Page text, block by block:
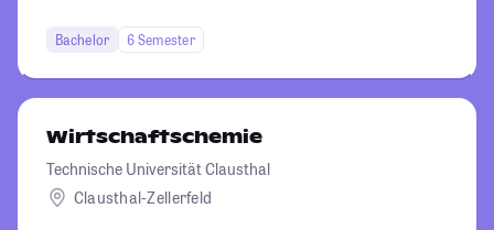
Bachelor 6 Semester
Wirtschaftschemie
Technische Universität Clausthal
Clausthal-Zellerfeld